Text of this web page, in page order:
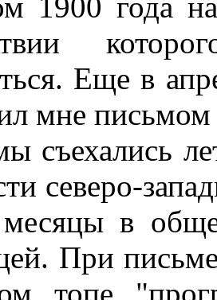
Еще в
мне письмом
съехались
северо-
в
При
топе